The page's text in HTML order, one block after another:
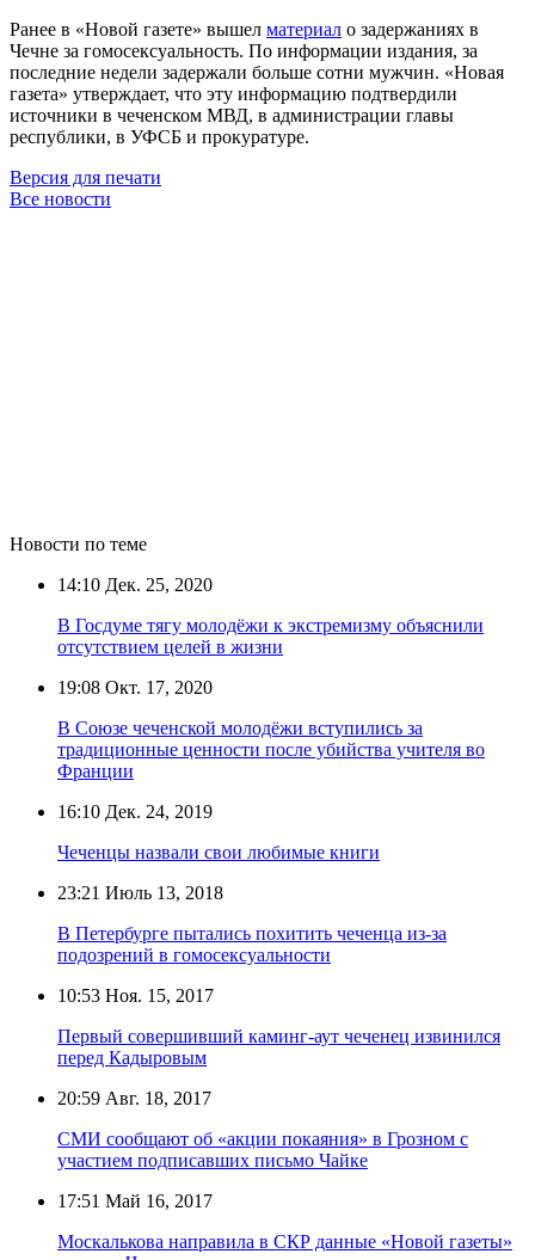
Ранее в «Новой газете» вышел материал о задержаниях в
Чечне за гомосексуальность. По информации издания, за
последние недели задержали больше сотни мужчин. «Новая
газета» утверждает, что эту информацию подтвердили
источники в чеченском МВД, в администрации главы
республики, в УФСБ и прокуратуре.
Версия для печати
Все новости
Новости по теме
14:10 Дек. 25, 2020
В Госдуме тягу молодёжи к экстремизму объяснили
отсутствием целей в жизни
19:08 Окт. 17, 2020
В Союзе чеченской молодёжи вступились за
традиционные ценности после убийства учителя во
Франции
16:10 Дек. 24, 2019
Чеченцы назвали свои любимые книги
23:21 Июль 13, 2018
В Петербурге пытались похитить чеченца из-за
подозрений в гомосексуальности
10:53 Ноя. 15, 2017
Первый совершивший каминг-аут чеченец извинился
перед Кадыровым
20:59 Авг. 18, 2017
СМИ сообщают об «акции покаяния» в Грозном с
участием подписавших письмо Чайке
17:51 Май 16, 2017
Москалькова направила в СКР данные «Новой газеты»